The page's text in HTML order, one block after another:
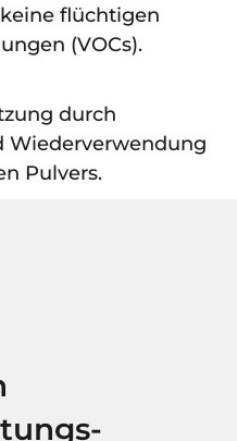
flüchtigen
(VOCs).
durch
Wiederverwendung
Pulvers.